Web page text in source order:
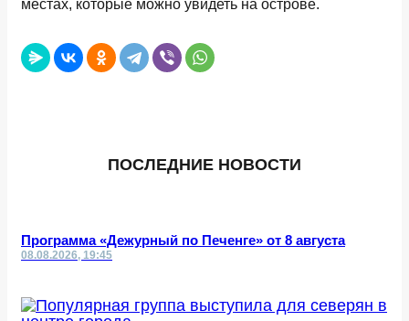
местах, которые можно увидеть на острове.
ПОСЛЕДНИЕ НОВОСТИ
Программа «Дежурный по Печенге» от 8 августа
08.08.2026, 19:45